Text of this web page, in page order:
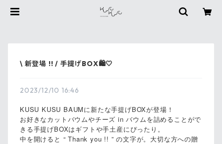
\ 新登場 !! / 手提げBOX🛍️🤍
2023/12/10 16:46
KUSU KUSU BAUM に新たな手提げBOXが登場！
お好きなカットバウムやチーズ inバウムを詰めることがで
きる手提げBOXはギフトや手土産にぴったり。
中を開けると “ Thank you !! ”の文字が。大切な方への贈